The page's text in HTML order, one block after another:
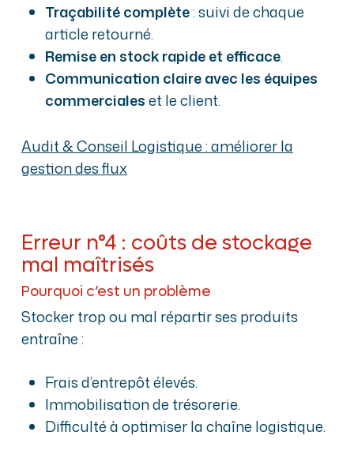
Traçabilité complète: suivi de chaque
article retourné.
Remise en stock rapide et efficace.
Communication claire avec les équipes
commercialeset le client.
Audit & Conseil Logistique : améliorer la
gestion des flux
Erreur n°4 : coûts de stockage
mal maîtrisés
Pourquoi c’est un problème
Stocker trop ou mal répartir ses produits
entraîne :
Frais d’entrepôt élevés.
Immobilisation de trésorerie.
Difficulté à optimiser la chaîne logistique.